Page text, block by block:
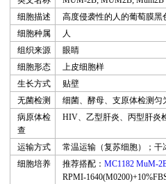
细胞描述
高度侵袭性的人的葡萄膜黑
细胞种属
人
组织来源
眼睛
细胞形态
上皮细胞样
生长方式
贴壁
无菌检测
细菌、酵母、支原体检测匀
病原体检
查
HIV、乙型肝炎、丙型肝炎
运输方式 常温运输（复苏细胞）
；
细胞培养
推荐搭配： MC1182 MuM-
RPMI-